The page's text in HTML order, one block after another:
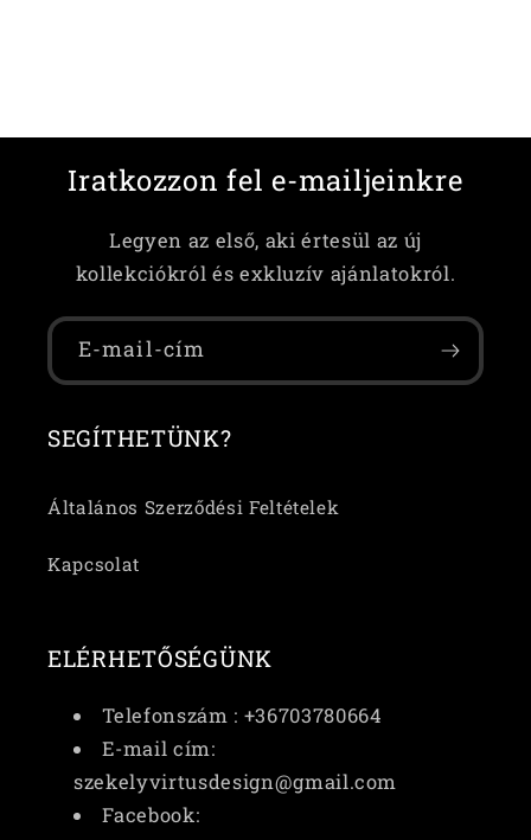
Iratkozzon fel e-mailjeinkre
Legyen az első, aki értesül az új
kollekciókról és exkluzív ajánlatokról.
E-mail-cím
SEGÍTHETÜNK?
Általános Szerződési Feltételek
Kapcsolat
ELÉRHETŐSÉGÜNK
Telefonszám : +36703780664
E-mail cím:
szekelyvirtusdesign@gmail.com
Facebook: